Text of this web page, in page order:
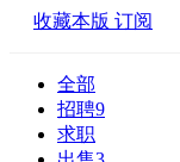
收藏本版 订阅
全部
招聘9
求职